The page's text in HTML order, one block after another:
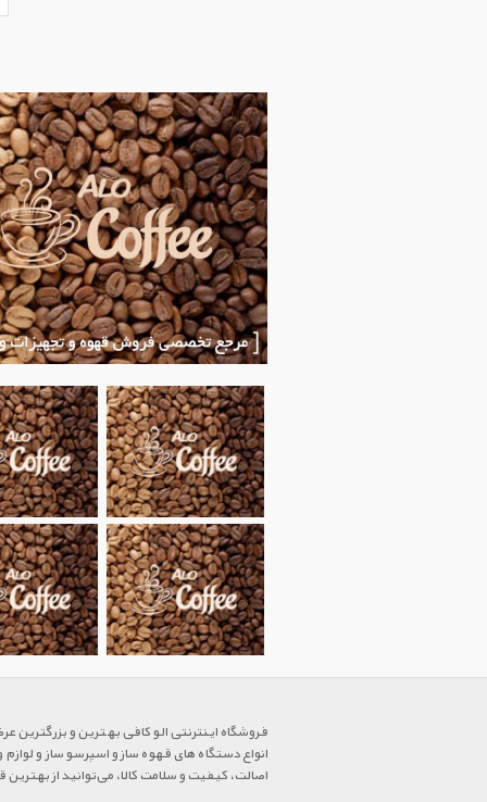
فروشگاه اینترنتی الو کافی بهترین و
انواع دستگاه های قهوه ساز و اسپرسو ساز و
اصالت، کیفیت و سلامت کالا، می‌توانید از